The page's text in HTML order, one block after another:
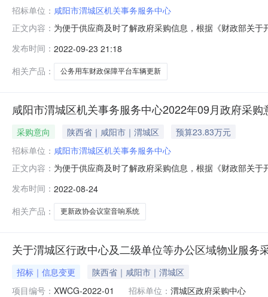
招标单位： 咸阳市渭城区机关事务服务中心
正文内容： 为便于供应商及时了解政府采购信息，根据《财政部关
用；主要功能或目标:保障我区各项公务活动的用车需要
体采购项目情
发布时间： 2022-09-23 21:18
相关产品：
公务用车财政保障平台车辆更新
咸阳市渭城区机关事务服务中心2022年09月政府采购
采购意向 陕西省｜咸阳市｜渭城区
预算23.83万元
招标单位： 咸阳市渭城区机关事务服务中心
正文内容： 为便于供应商及时了解政府采购信息，根据《财政部关
话话筒等会议室音响系统。；主要功能或目标:优化音响
是本单位
发布时间： 2022-08-24
相关产品：
更新政协会议室音响系统
关于渭城区行政中心及二级单位等办公区域物业服务
招标｜信息变更
陕西省｜咸阳市｜渭城区
项目编号： XWCG-2022-01 招标单位： 渭城区政府采购中心